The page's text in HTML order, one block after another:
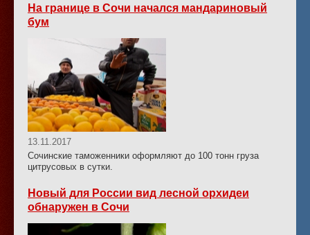
На границе в Сочи начался мандариновый
бум
13.11.2017
Сочинские таможенники оформляют до 100 тонн груза
цитрусовых в сутки.
Новый для России вид лесной орхидеи
обнаружен в Сочи